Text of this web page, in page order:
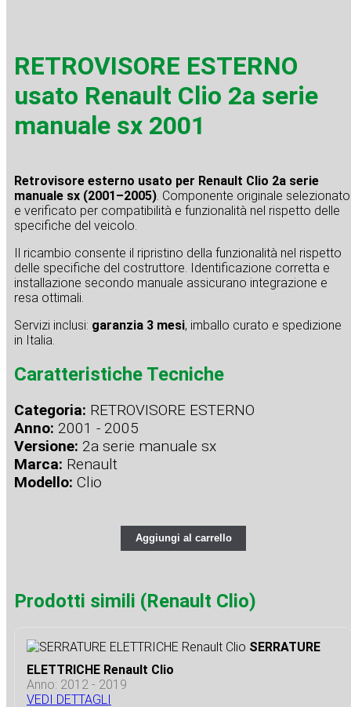
RETROVISORE ESTERNO
usato Renault Clio 2a serie
manuale sx 2001
Retrovisore esterno usato per Renault Clio 2a serie
manuale sx (2001–2005). Componente originale selezionato
e verificato per compatibilità e funzionalità nel rispetto delle
specifiche del veicolo.
Il ricambio consente il ripristino della funzionalità nel rispetto
delle specifiche del costruttore. Identificazione corretta e
installazione secondo manuale assicurano integrazione e
resa ottimali.
Servizi inclusi: garanzia 3 mesi, imballo curato e spedizione
in Italia.
Caratteristiche Tecniche
Categoria: RETROVISORE ESTERNO
Anno: 2001 - 2005
Versione: 2a serie manuale sx
Marca: Renault
Modello: Clio
Aggiungi al carrello
Prodotti simili (Renault Clio)
SERRATURE
ELETTRICHE Renault Clio
Anno: 2012 - 2019
VEDI DETTAGLI